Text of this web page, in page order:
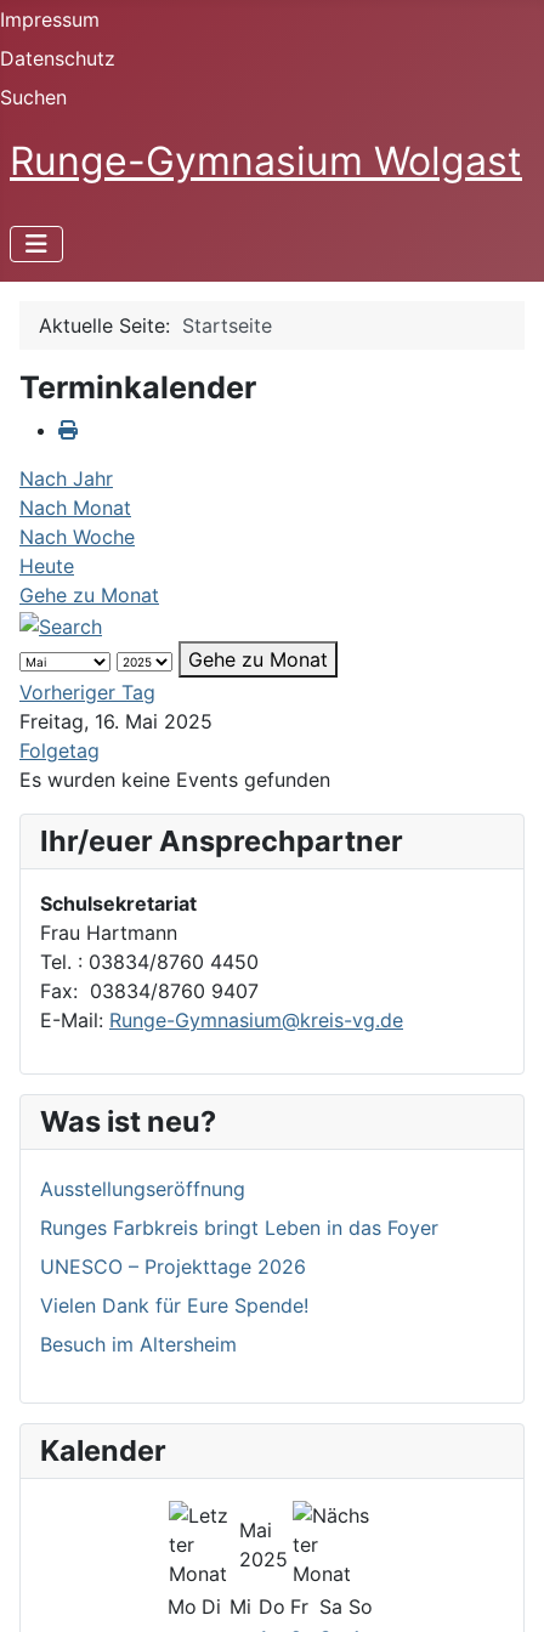
Impressum
Datenschutz
Suchen
Runge-Gymnasium Wolgast
Aktuelle Seite: Startseite
Terminkalender
Nach Jahr
Nach Monat
Nach Woche
Heute
Gehe zu Monat
Gehe zu Monat
Vorheriger Tag
Freitag, 16. Mai 2025
Folgetag
Es wurden keine Events gefunden
Ihr/euer Ansprechpartner
Schulsekretariat
Frau Hartmann
Tel. : 03834/8760 4450
Fax: 03834/8760 9407
E-Mail: Runge-Gymnasium@kreis-vg.de
Was ist neu?
Ausstellungseröffnung
Runges Farbkreis bringt Leben in das Foyer
UNESCO – Projekttage 2026
Vielen Dank für Eure Spende!
Besuch im Altersheim
Kalender
Mai
2025
Mo Di Mi Do Fr Sa So